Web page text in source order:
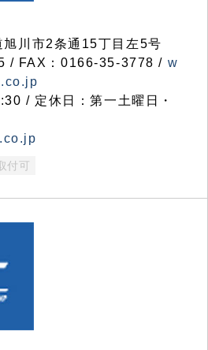
川市2条通15丁目左5号
/ FAX：0166-35-3778 / w
/ 定休日：第一土曜日・
付可